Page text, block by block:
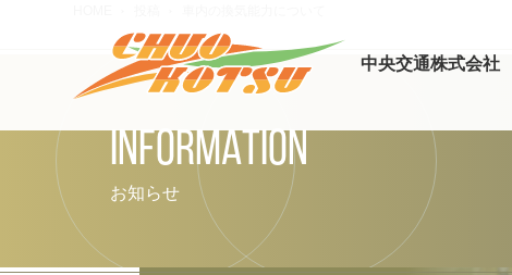
中央交通株式会社
お知らせ
INFORMATION